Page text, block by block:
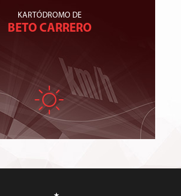
KARTÓDROMO DE
BETO CARRERO